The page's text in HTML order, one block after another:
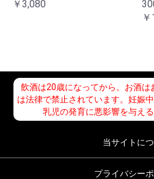
￥3,080
飲酒は20歳になってから。お酒
は法律で禁止されています。妊娠
乳児の発育に悪影響を与え
当サイトに
プライバシー